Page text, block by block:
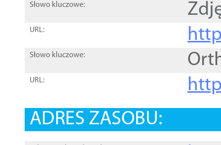
Słowo kluczowe:
URL:
Słowo kluczowe:
URL:
ADRES ZASOBU: